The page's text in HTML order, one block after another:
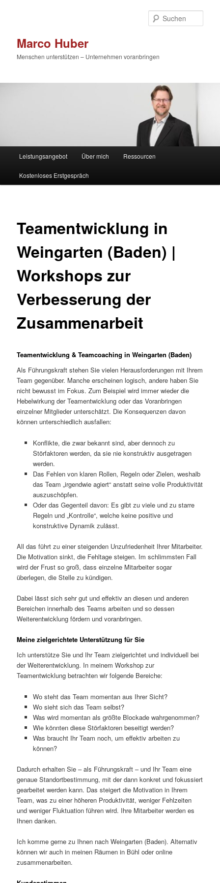
Marco Huber
Menschen unterstützen – Unternehmen voranbringen
Leistungsangebot Über mich Ressourcen
Kostenloses Erstgespräch
Teamentwicklung in
Weingarten (Baden) |
Workshops zur
Verbesserung der
Zusammenarbeit
Teamentwicklung & Teamcoaching in Weingarten (Baden)
Als Führungskraft stehen Sie vielen Herausforderungen mit Ihrem
Team gegenüber. Manche erscheinen logisch, andere haben Sie
nicht bewusst im Fokus. Zum Beispiel wird immer wieder die
Hebelwirkung der Teamentwicklung oder das Voranbringen
einzelner Mitglieder unterschätzt. Die Konsequenzen davon
können unterschiedlich ausfallen:
Konflikte, die zwar bekannt sind, aber dennoch zu
Störfaktoren werden, da sie nie konstruktiv ausgetragen
werden.
Das Fehlen von klaren Rollen, Regeln oder Zielen, weshalb
das Team „irgendwie agiert“ anstatt seine volle Produktivität
auszuschöpfen.
Oder das Gegenteil davon: Es gibt zu viele und zu starre
Regeln und „Kontrolle“, welche keine positive und
konstruktive Dynamik zulässt.
All das führt zu einer steigenden Unzufriedenheit Ihrer Mitarbeiter.
Die Motivation sinkt, die Fehltage steigen. Im schlimmsten Fall
wird der Frust so groß, dass einzelne Mitarbeiter sogar
überlegen, die Stelle zu kündigen.
Dabei lässt sich sehr gut und effektiv an diesen und anderen
Bereichen innerhalb des Teams arbeiten und so dessen
Weiterentwicklung fördern und voranbringen.
Meine zielgerichtete Unterstützung für Sie
Ich unterstütze Sie und Ihr Team zielgerichtet und individuell bei
der Weiterentwicklung. In meinem Workshop zur
Teamentwicklung betrachten wir folgende Bereiche:
Wo steht das Team momentan aus Ihrer Sicht?
Wo sieht sich das Team selbst?
Was wird momentan als größte Blockade wahrgenommen?
Wie könnten diese Störfaktoren beseitigt werden?
Was braucht Ihr Team noch, um effektiv arbeiten zu
können?
Dadurch erhalten Sie – als Führungskraft – und Ihr Team eine
genaue Standortbestimmung, mit der dann konkret und fokussiert
gearbeitet werden kann. Das steigert die Motivation in Ihrem
Team, was zu einer höheren Produktivität, weniger Fehlzeiten
und weniger Fluktuation führen wird. Ihre Mitarbeiter werden es
Ihnen danken.
Ich komme gerne zu Ihnen nach Weingarten (Baden). Alternativ
können wir auch in meinen Räumen in Bühl oder online
zusammenarbeiten.